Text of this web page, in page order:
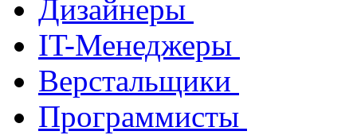
Дизайнеры
IT-Менеджеры
Верстальщики
Программисты